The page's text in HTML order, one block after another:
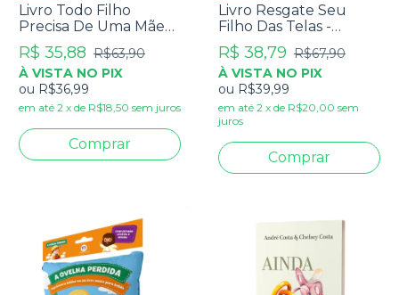
Livro Todo Filho
Precisa De Uma Mãe
Que Ora - Fern
Nichols
R$ 35,88 R$63,90
À VISTA NO PIX
ou R$36,99
em até 2 x de R$18,50 sem juros
Livro Resgate Seu
Filho Das Telas -
Cassiana Modolo
Tardivo
R$ 38,79 R$67,90
À VISTA NO PIX
ou R$39,99
em até 2 x de R$20,00 sem
juros